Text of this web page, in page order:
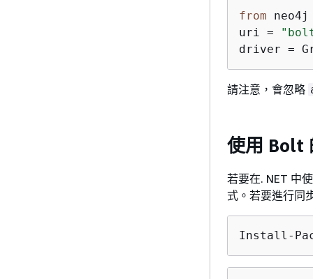
from
uri =
driver =
請注意，會忽略
使用 Bolt
若要在. NET 中
式。若要進行同
Install-